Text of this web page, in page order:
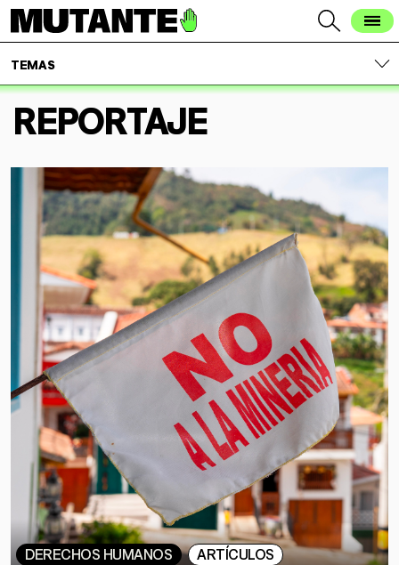
TEMAS
REPORTAJE
DERECHOS HUMANOS ARTÍCULOS